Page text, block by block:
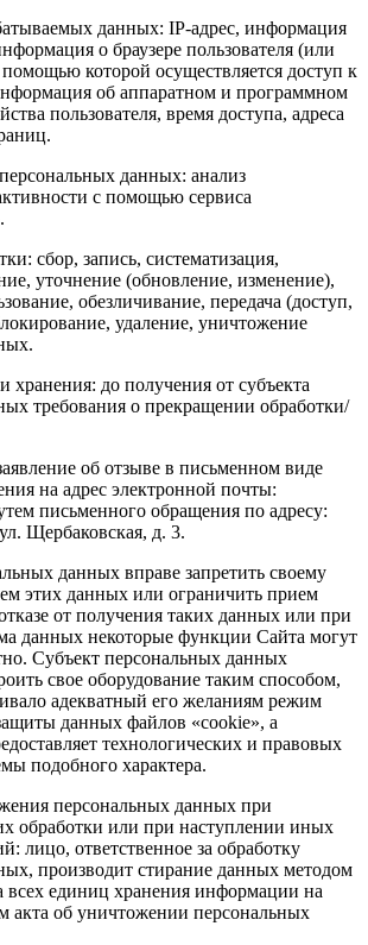
данных: IP-адрес, информация
о браузере пользователя (или
которой осуществляется доступ к
об аппаратном и программном
пользователя, время доступа, адреса
данных: анализ
с помощью сервиса
сбор, запись, систематизация,
уточнение (обновление, изменение),
обезличивание, передача (доступ,
удаление, уничтожение
хранения: до получения от субъекта
требования о прекращении обработки/
об отзыве в письменном виде
на адрес электронной почты:
письменного обращения по адресу:
Щербаковская, д. 3.
данных вправе запретить своему
этих данных или ограничить прием
от получения таких данных или при
данных некоторые функции Сайта могут
Субъект персональных данных
свое оборудование таким способом,
адекватный его желаниям режим
данных файлов «cookie», а
технологических и правовых
подобного характера.
персональных данных при
обработки или при наступлении иных
лицо, ответственное за обработку
производит стирание данных методом
всех единиц хранения информации на
акта об уничтожении персональных